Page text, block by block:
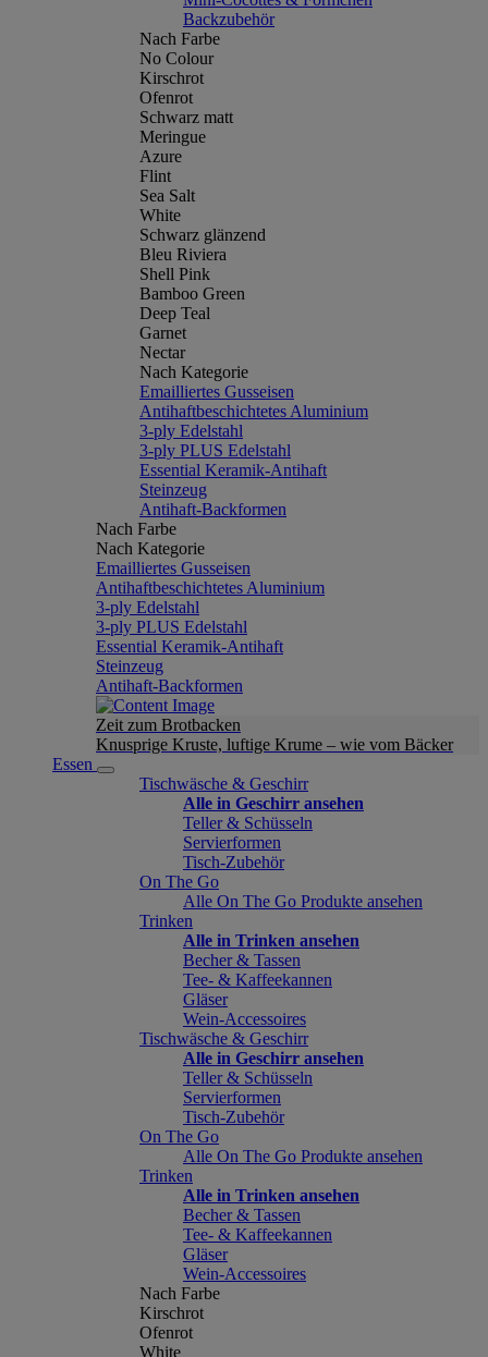
Backzubehör
Nach Farbe
No Colour
Kirschrot
Ofenrot
Schwarz matt
Meringue
Azure
Flint
Sea Salt
White
Schwarz glänzend
Bleu Riviera
Shell Pink
Bamboo Green
Deep Teal
Garnet
Nectar
Nach Kategorie
Emailliertes Gusseisen
Antihaftbeschichtetes Aluminium
3-ply Edelstahl
3-ply PLUS Edelstahl
Essential Keramik-Antihaft
Steinzeug
Antihaft-Backformen
Nach Farbe
Nach Kategorie
Emailliertes Gusseisen
Antihaftbeschichtetes Aluminium
3-ply Edelstahl
3-ply PLUS Edelstahl
Essential Keramik-Antihaft
Steinzeug
Antihaft-Backformen
Zeit zum Brotbacken
Knusprige Kruste, luftige Krume – wie vom Bäcker
Essen
Tischwäsche & Geschirr
Alle in Geschirr ansehen
Teller & Schüsseln
Servierformen
Tisch-Zubehör
On The Go
Alle On The Go Produkte ansehen
Trinken
Alle in Trinken ansehen
Becher & Tassen
Tee- & Kaffeekannen
Gläser
Wein-Accessoires
Tischwäsche & Geschirr
Alle in Geschirr ansehen
Teller & Schüsseln
Servierformen
Tisch-Zubehör
On The Go
Alle On The Go Produkte ansehen
Trinken
Alle in Trinken ansehen
Becher & Tassen
Tee- & Kaffeekannen
Gläser
Wein-Accessoires
Nach Farbe
Kirschrot
Ofenrot
White